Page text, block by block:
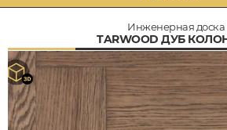
Инженерная доска
TARWOOD ДУБ